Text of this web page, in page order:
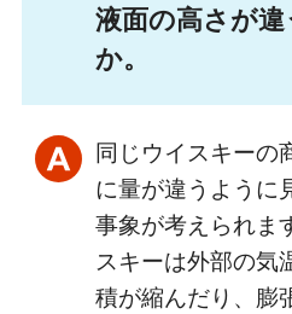
液面の高さが
か。
同じウイスキーの
に量が違うように
事象が考えられま
スキーは外部の気
積が縮んだり、膨